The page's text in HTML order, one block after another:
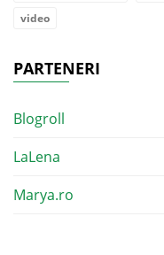
video
PARTENERI
Blogroll
LaLena
Marya.ro